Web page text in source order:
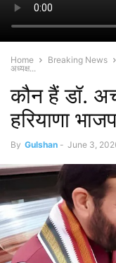
Home Breaking News
अध्यक्ष...
कौन हैं डॉ.
हरियाणा
By Gulshan - June 3,